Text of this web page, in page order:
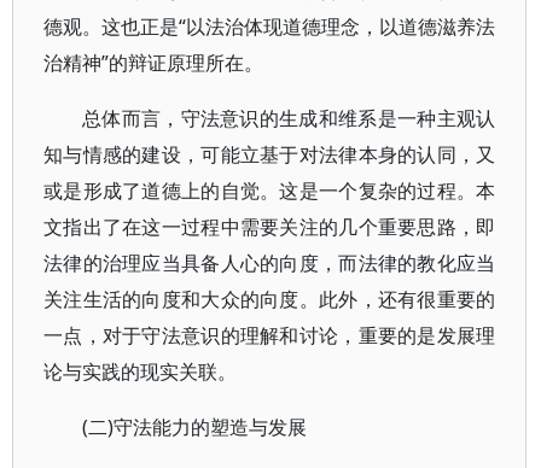
德观。这也正是“以法治体现道德理念，以道德滋养法
治精神”的辩证原理所在。
总体而言，守法意识的生成和维系是一种主观认
知与情感的建设，可能立基于对法律本身的认同，又
或是形成了道德上的自觉。这是一个复杂的过程。本
文指出了在这一过程中需要关注的几个重要思路，即
法律的治理应当具备人心的向度，而法律的教化应当
关注生活的向度和大众的向度。此外，还有很重要的
一点，对于守法意识的理解和讨论，重要的是发展理
论与实践的现实关联。
(二)守法能力的塑造与发展